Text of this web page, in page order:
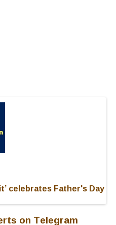
celebrates Father's Day
on Telegram